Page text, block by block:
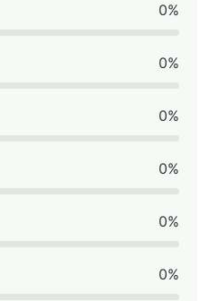
0%
0%
0%
0%
0%
0%